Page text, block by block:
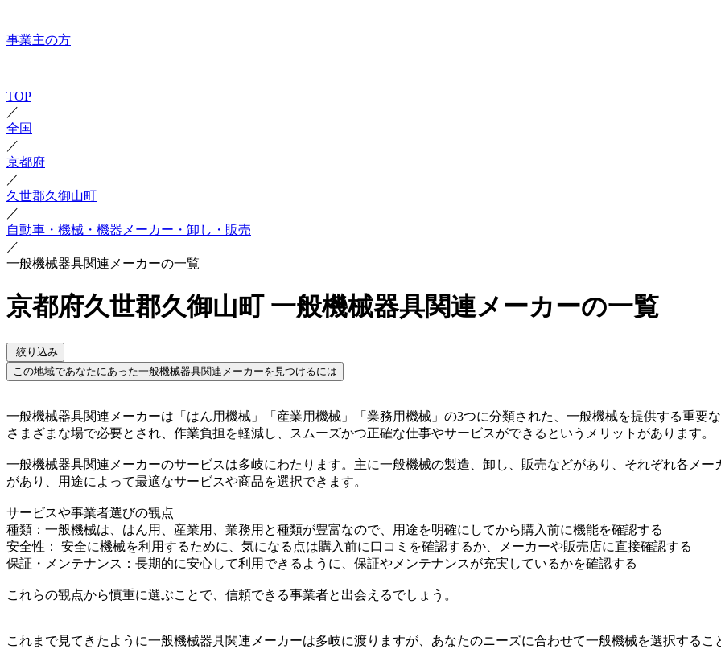
事業主の方
TOP
／
全国
／
京都府
／
久世郡久御山町
／
自動車・機械・機器メーカー・卸し・販売
／
一般機械器具関連メーカーの一覧
京都府久世郡久御山町 一般機械器具関連メーカーの一覧
絞り込み
この地域であなたにあった一般機械器具関連メーカーを見つけるには
一般機械器具関連メーカーは「はん用機械」「産業用機械」「業務用機械」の3つに分類された、一般機械を提供する重要
さまざまな場で必要とされ、作業負担を軽減し、スムーズかつ正確な仕事やサービスができるというメリットがあります。
一般機械器具関連メーカーのサービスは多岐にわたります。主に一般機械の製造、卸し、販売などがあり、それぞれ各メ
があり、用途によって最適なサービスや商品を選択できます。
サービスや事業者選びの観点
種類：一般機械は、はん用、産業用、業務用と種類が豊富なので、用途を明確にしてから購入前に機能を確認する
安全性： 安全に機械を利用するために、気になる点は購入前に口コミを確認するか、メーカーや販売店に直接確認する
保証・メンテナンス：長期的に安心して利用できるように、保証やメンテナンスが充実しているかを確認する
これらの観点から慎重に選ぶことで、信頼できる事業者と出会えるでしょう。
これまで見てきたように一般機械器具関連メーカーは多岐に渡りますが、あなたのニーズに合わせて一般機械を選択するこ